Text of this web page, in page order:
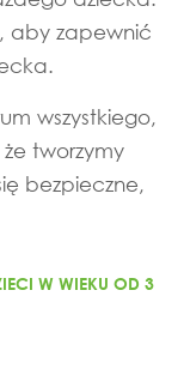
aby zapewnić
wszystkiego,
tworzymy
bezpieczne,
W WIEKU OD 3